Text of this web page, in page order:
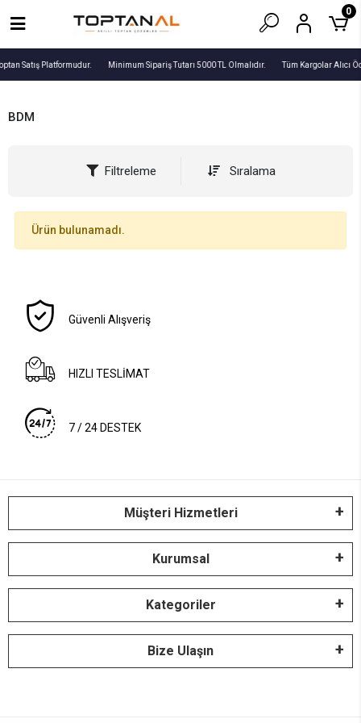
Satış Platformudur. Minimum Sipariş Tutarı 5000 TL Olmalıdır. Tüm Kargolar Alıcı
0
BDM
Filtreleme Sıralama
Ürün bulunamadı.
Güvenli Alışveriş
HIZLI TESLİMAT
7 / 24 DESTEK
Müşteri Hizmetleri
Kurumsal
Kategoriler
Bize Ulaşın